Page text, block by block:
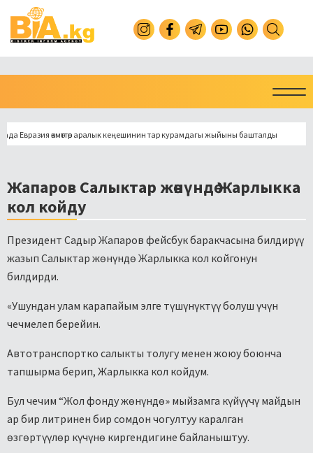
өкмөттөр аралык кеңешинин тар курамдагы жыйыны башталды
Жапаров Салыктар жөнүндө Жарлыкка
кол койду
Президент Садыр Жапаров фейсбук баракчасына билдирүү
жазып Салыктар жөнүндө Жарлыкка кол койгонун
билдирди.
«Ушундан улам карапайым элге түшүнүктүү болуш үчүн
чечмелеп берейин.
Автотранспортко салыкты толугу менен жоюу боюнча
тапшырма берип, Жарлыкка кол койдум.
Бул чечим “Жол фонду жөнүндө» мыйзамга күйүүчү майдын
ар бир литринен бир сомдон чогултуу каралган
өзгөртүүлөр күчүнө киргендигине байланыштуу.